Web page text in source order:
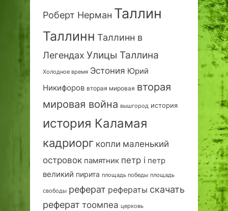
Роберт Нерман Таллин
Таллинн Таллинн в
Легендах Улицы Таллина
Холодное время Эстония Юрий
Никифоров вторая мировая вторая
мировая война вышгород история
история Каламая
кадриорг копли маленький
островок памятник петр i петр
великий пирита площадь победы площадь
свободы реферат рефераты скачать
реферат тоомпеа церковь